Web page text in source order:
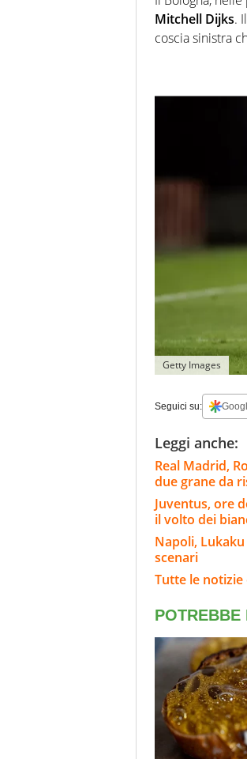
Mitchell Dijks.
coscia sinistra
Getty Images
Seguici su:
Leggi anche:
Real Madrid,
due grane da
Juventus, ore
il volto dei
Napoli,
scenari
Tutte le notizie